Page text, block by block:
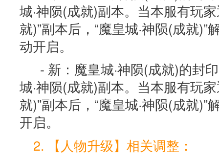
城·神陨(成就)副本。当本服有玩
就)”副本后，“魔皇城·神陨(成就
动开启。
- 新：魔皇城·神陨(成就)的封
城·神陨(成就)副本。当本服有玩
就)”副本后，“魔皇城·神陨(成就
开启。
2. 【人物升级】相关调整：